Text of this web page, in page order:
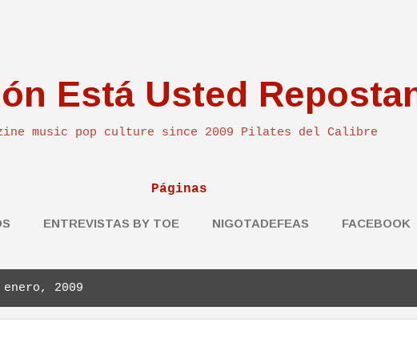
Está Usted
music pop culture since 2009 Pilates del Calibre
Páginas
ENTREVISTAS BY TOE NIGOTADEFEAS FACEBOOK
2009